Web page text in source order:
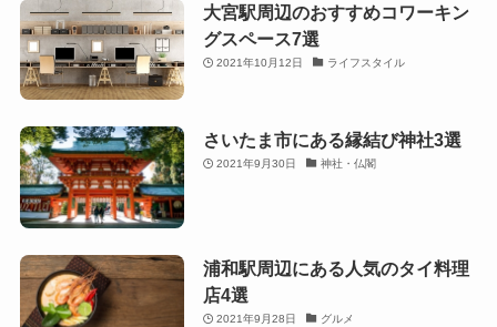
大宮駅周辺のおすすめコワーキン
グスペース7選
2021年10月12日 ライフスタイル
さいたま市にある縁結び神社3選
2021年9月30日 神社・仏閣
浦和駅周辺にある人気のタイ料理
店4選
2021年9月28日 グルメ